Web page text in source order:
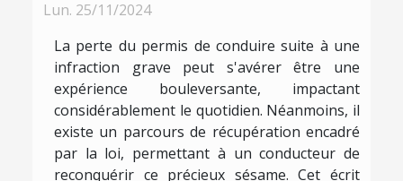
Lun. 25/11/2024
La perte du permis de conduire suite à une
infraction grave peut s'avérer être une
expérience bouleversante, impactant
considérablement le quotidien. Néanmoins, il
existe un parcours de récupération encadré
par la loi, permettant à un conducteur de
reconquérir ce précieux sésame. Cet écrit